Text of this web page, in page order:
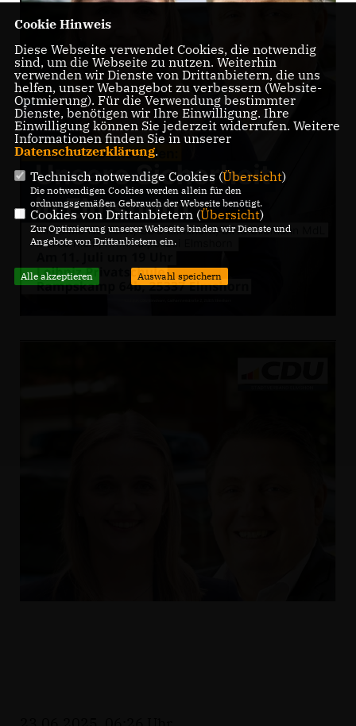
Cookie Hinweis
Diese Webseite verwendet Cookies, die notwendig
sind, um die Webseite zu nutzen. Weiterhin
verwenden wir Dienste von Drittanbietern, die uns
helfen, unser Webangebot zu verbessern (Website-
Optmierung). Für die Verwendung bestimmter
Dienste, benötigen wir Ihre Einwilligung. Ihre
Einwilligung können Sie jederzeit widerrufen. Weitere
Informationen finden Sie in unserer
Datenschutzerklärung.
Technisch notwendige Cookies (Übersicht)
Die notwendigen Cookies werden allein für den
ordnungsgemäßen Gebrauch der Webseite benötigt.
Cookies von Drittanbietern (Übersicht)
Zur Optimierung unserer Webseite binden wir Dienste und
Angebote von Drittanbietern ein.
Alle akzeptieren Auswahl speichern